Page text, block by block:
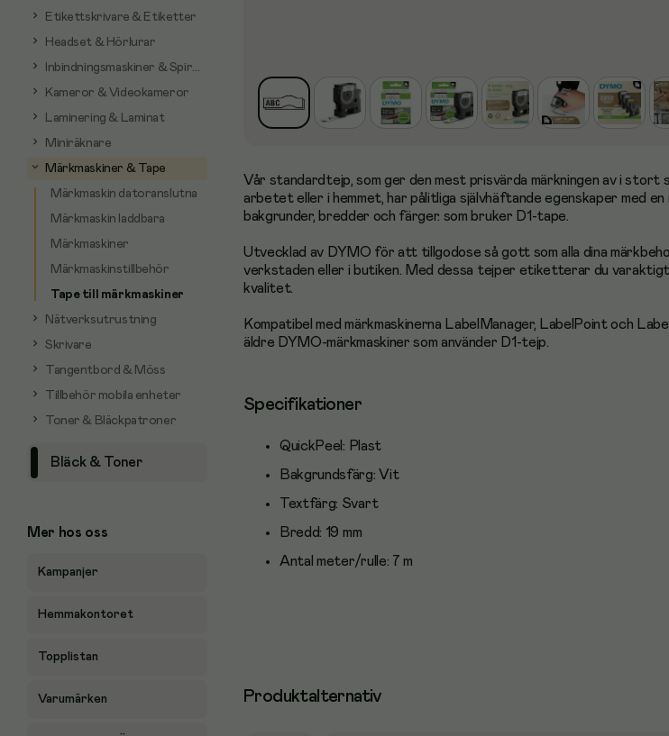
Etikettskrivare & Etiketter
Headset & Hörlurar
Inbindningsmaskiner & Spiraler
Kameror & Videokameror
Laminering & Laminat
Miniräknare
Märkmaskiner & Tape
Märkmaskin datoranslutna
Märkmaskin laddbara
Märkmaskiner
Märkmaskinstillbehör
Tape till märkmaskiner
Nätverksutrustning
Skrivare
Tangentbord & Möss
Tillbehör mobila enheter
Toner & Bläckpatroner
Bläck & Toner
Mer hos oss
Kampanjer
Hemmakontoret
Topplistan
Varumärken
Vår standardtejp, som ger den mest prisvärda märkningen av i stort
arbetet eller i hemmet, har pålitliga självhäftande egenskaper med en
bakgrunder, bredder och färger. som bruker D1-tape.
Utvecklad av DYMO för att tillgodose så gott som alla dina
verkstaden eller i butiken. Med dessa tejper etiketterar du varaktigt
kvalitet.
Kompatibel med märkmaskinerna LabelManager, LabelPoint och
äldre DYMO-märkmaskiner som använder D1-tejp.
Specifikationer
QuickPeel: Plast
Bakgrundsfärg: Vit
Textfärg: Svart
Bredd: 19 mm
Antal meter/rulle: 7 m
Produktalternativ